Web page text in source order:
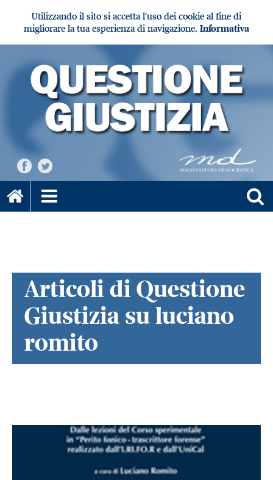
Utilizzando il sito si accetta l'uso dei cookie al fine di
migliorare la tua esperienza di navigazione. Informativa
Articoli di Questione
Giustizia su luciano
romito